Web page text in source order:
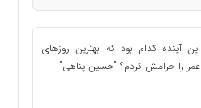
این آینده کدام بود که بهترین روزهای
عمر را حرامش کردم؟ "حسین پناهی"